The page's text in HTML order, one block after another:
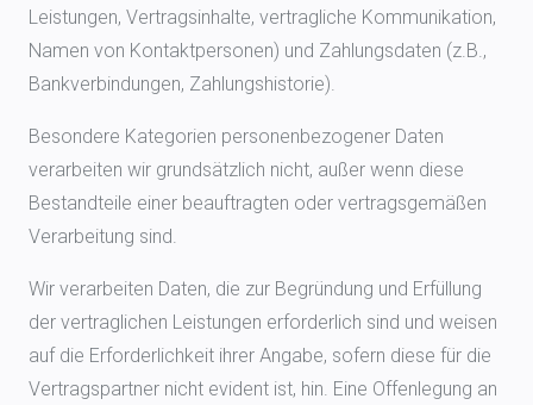
Leistungen, Vertragsinhalte, vertragliche Kommunikation,
Namen von Kontaktpersonen) und Zahlungsdaten (z.B.,
Bankverbindungen, Zahlungshistorie).
Besondere Kategorien personenbezogener Daten
verarbeiten wir grundsätzlich nicht, außer wenn diese
Bestandteile einer beauftragten oder vertragsgemäßen
Verarbeitung sind.
Wir verarbeiten Daten, die zur Begründung und Erfüllung
der vertraglichen Leistungen erforderlich sind und weisen
auf die Erforderlichkeit ihrer Angabe, sofern diese für die
Vertragspartner nicht evident ist, hin. Eine Offenlegung an